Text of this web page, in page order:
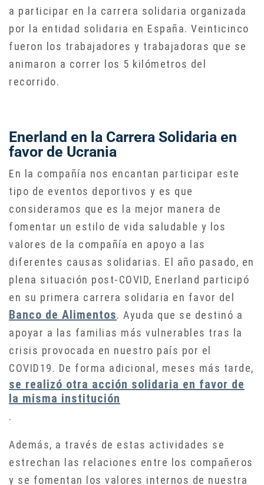
a participar en la carrera solidaria organizada
por la entidad solidaria en España. Veinticinco
fueron los trabajadores y trabajadoras que se
animaron a correr los 5 kilómetros del
recorrido.
Enerland en la Carrera Solidaria en
favor de Ucrania
En la compañía nos encantan participar este
tipo de eventos deportivos y es que
consideramos que es la mejor manera de
fomentar un estilo de vida saludable y los
valores de la compañía en apoyo a las
diferentes causas solidarias. El año pasado, en
plena situación post-COVID, Enerland participó
en su primera carrera solidaria en favor del
Banco de Alimentos. Ayuda que se destinó a
apoyar a las familias más vulnerables tras la
crisis provocada en nuestro país por el
COVID19. De forma adicional, meses más tarde,
se realizó otra acción solidaria en favor de
la misma institución
.
Además, a través de estas actividades se
estrechan las relaciones entre los compañeros
y se fomentan los valores internos de nuestra